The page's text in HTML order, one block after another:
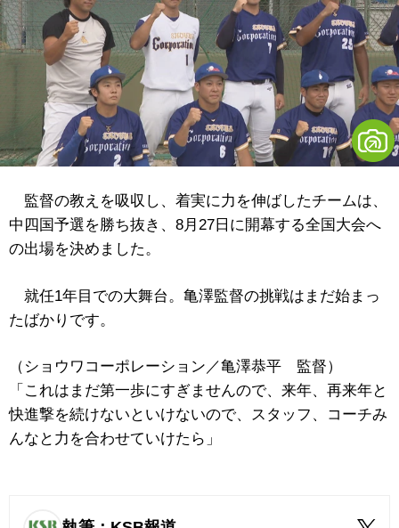
監督の教えを吸収し、着実に力を伸ばしたチームは、
中四国予選を勝ち抜き、8月27日に開幕する全国大会へ
の出場を決めました。
就任1年目での大舞台。亀澤監督の挑戦はまだ始まっ
たばかりです。
（ショウワコーポレーション／亀澤恭平 監督）
「これはまだ第一歩にすぎませんので、来年、再来年と
快進撃を続けないといけないので、スタッフ、コーチみ
んなと力を合わせていけたら」